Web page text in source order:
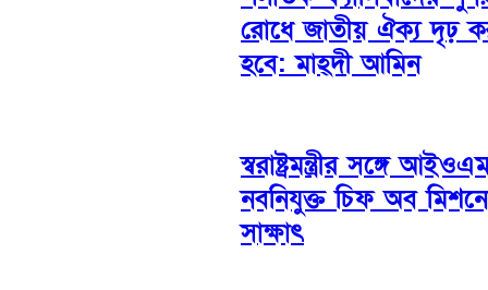
রোধে জাতীয় ঐক্য দৃঢ়
হবে: মাহ্দী আমিন
স্বরাষ্ট্রমন্ত্রীর সঙ্গে
নবনিযুক্ত চিফ অব
সাক্ষাৎ